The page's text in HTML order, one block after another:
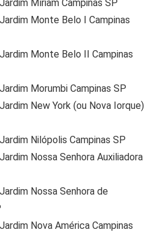
Míriam Campinas SP
Monte Belo I Campinas
Monte Belo II Campinas
Morumbi Campinas SP
New York (ou Nova Iorque)
Nilópolis Campinas SP
Nossa Senhora Auxiliadora
Nossa Senhora de
Nova América Campinas